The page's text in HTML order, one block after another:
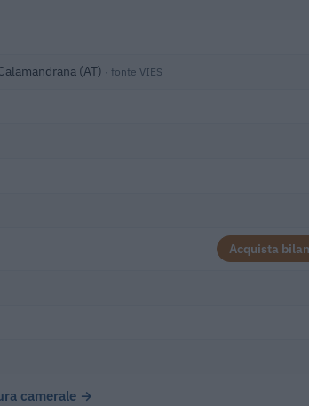
(AT) · fonte VIES
Acquista
camerale →